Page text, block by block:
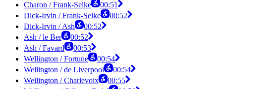
Charon / Frank-Selke
00:51
Dick-Irvin / Frank-Selke
00:52
Dick-Irvin / Ash
00:52
Ash / le Ber
00:52
Ash / Favard
00:53
Wellington / Fortune
00:54
Wellington / de Liverpool
00:54
Wellington / Charlevoix
00:55